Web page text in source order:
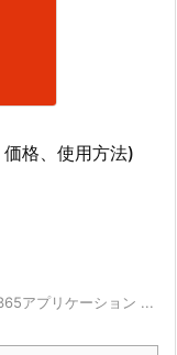
格、使用方法)
アプリケーション ...